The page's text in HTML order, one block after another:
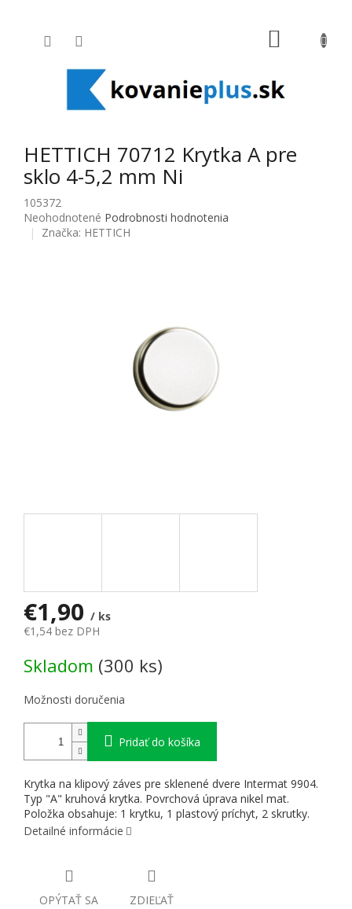
HETTICH 70712 Krytka A pre
sklo 4-5,2 mm Ni
105372
Priemerné hodnotenie produktu je 0,0 z 5 hviezdičiek.
Neohodnotené Podrobnosti hodnotenia
Značka: HETTICH
€1,90 / ks
€1,54 bez DPH
Skladom (300 ks)
Možnosti doručenia
Pridať do košíka
Krytka na klipový záves pre sklenené dvere Intermat 9904.
Typ "A" kruhová krytka. Povrchová úprava nikel mat.
Položka obsahuje: 1 krytku, 1 plastový príchyt, 2 skrutky.
Detailné informácie
OPÝTAŤ SA ZDIEĽAŤ